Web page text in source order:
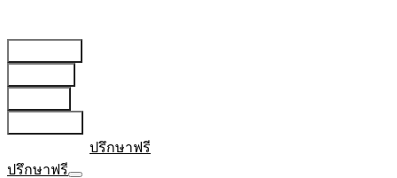
ปรึกษาฟรี
ปรึกษาฟรี